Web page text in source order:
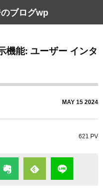
ブログwp
機能: ユーザー インタ
MAY 15 2024
621 PV